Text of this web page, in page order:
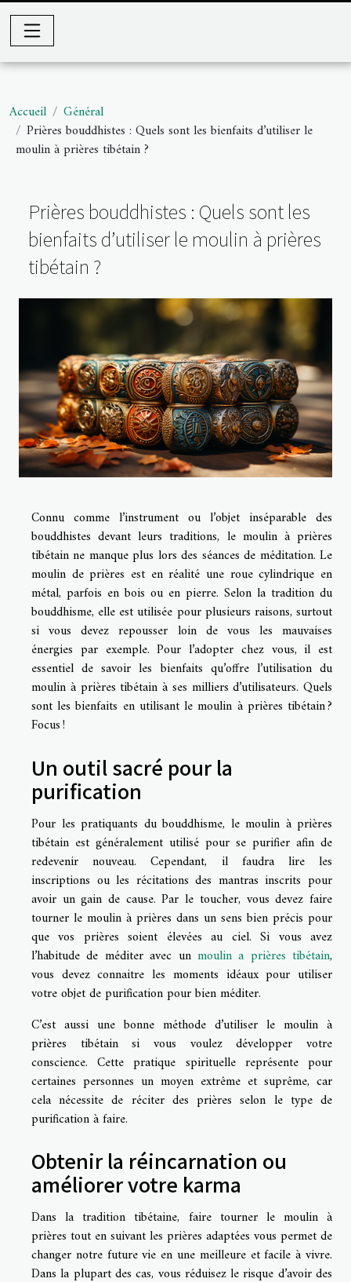
Accueil
Général
Prières bouddhistes : Quels sont les bienfaits d’utiliser le
moulin à prières tibétain ?
Prières bouddhistes : Quels sont les
bienfaits d’utiliser le moulin à prières
tibétain ?
Connu comme l’instrument ou l’objet inséparable des
bouddhistes devant leurs traditions, le moulin à prières
tibétain ne manque plus lors des séances de méditation. Le
moulin de prières est en réalité une roue cylindrique en
métal, parfois en bois ou en pierre. Selon la tradition du
bouddhisme, elle est utilisée pour plusieurs raisons, surtout
si vous devez repousser loin de vous les mauvaises
énergies par exemple. Pour l’adopter chez vous, il est
essentiel de savoir les bienfaits qu’offre l’utilisation du
moulin à prières tibétain à ses milliers d’utilisateurs. Quels
sont les bienfaits en utilisant le moulin à prières tibétain ?
Focus !
Un outil sacré pour la
purification
Pour les pratiquants du bouddhisme, le moulin à prières
tibétain est généralement utilisé pour se purifier afin de
redevenir nouveau. Cependant, il faudra lire les
inscriptions ou les récitations des mantras inscrits pour
avoir un gain de cause. Par le toucher, vous devez faire
tourner le moulin à prières dans un sens bien précis pour
que vos prières soient élevées au ciel. Si vous avez
l’habitude de méditer avec un moulin a prières tibétain,
vous devez connaitre les moments idéaux pour utiliser
votre objet de purification pour bien méditer.
C’est aussi une bonne méthode d’utiliser le moulin à
prières tibétain si vous voulez développer votre
conscience. Cette pratique spirituelle représente pour
certaines personnes un moyen extrême et suprême, car
cela nécessite de réciter des prières selon le type de
purification à faire.
Obtenir la réincarnation ou
améliorer votre karma
Dans la tradition tibétaine, faire tourner le moulin à
prières tout en suivant les prières adaptées vous permet de
changer notre future vie en une meilleure et facile à vivre.
Dans la plupart des cas, vous réduisez le risque d’avoir des